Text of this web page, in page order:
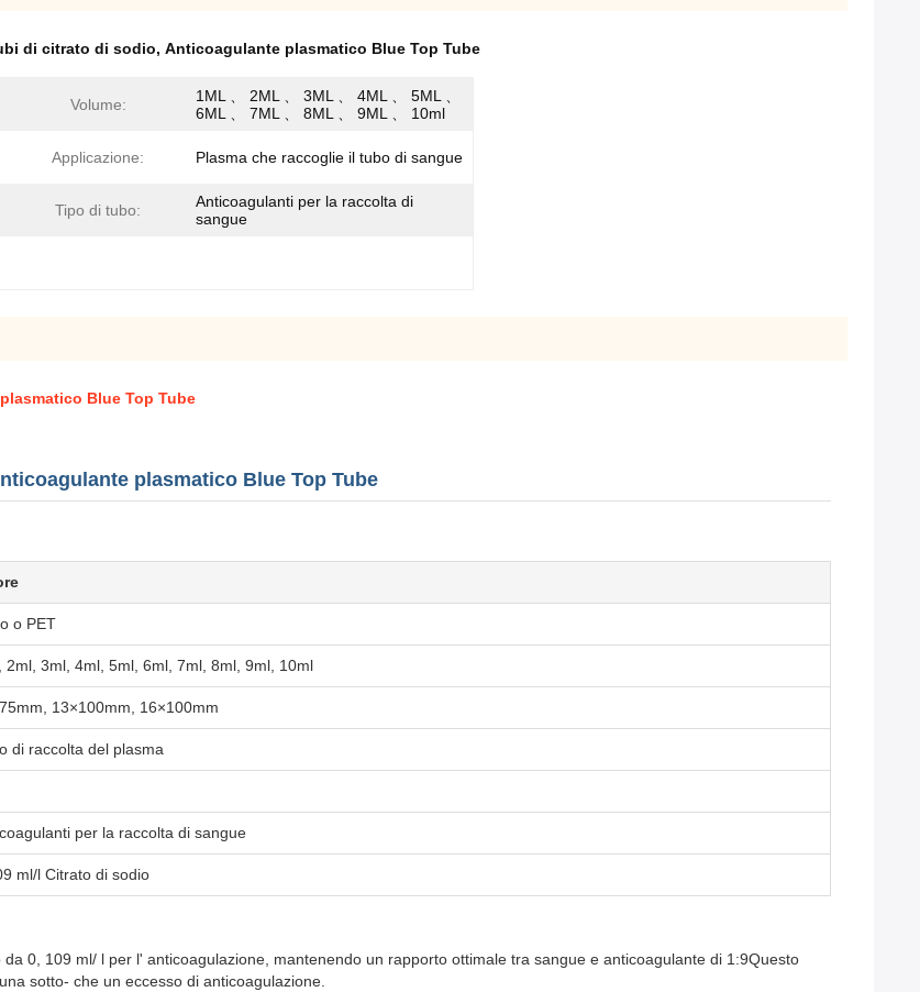
di citrato di sodio, Anticoagulante plasmatico Blue Top Tube
Volume:
1ML 、 2ML 、 3ML 、 4ML 、 5ML 、
6ML 、 7ML 、 8ML 、 9ML 、 10ml
Applicazione: Plasma che raccoglie il tubo di sangue
Tipo di tubo:
Anticoagulanti per la raccolta di
sangue
Blue Top Tube
plasmatico Blue Top Tube
o PET
2ml, 3ml, 4ml, 5ml, 6ml, 7ml, 8ml, 9ml, 10ml
13×100mm, 16×100mm
di raccolta del plasma
per la raccolta di sangue
ml/l Citrato di sodio
0, 109 ml/ l per l' anticoagulazione, mantenendo un rapporto ottimale tra sangue e anticoagulante di 1:9Questo
sotto- che un eccesso di anticoagulazione.